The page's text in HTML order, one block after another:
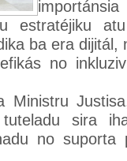
estratéjiku
ba era dijitál,
no
Ministru
sira
no suporta